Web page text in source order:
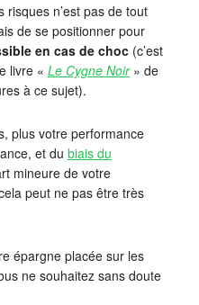
risques n’est pas de tout
de se positionner pour
en cas de choc(c’est
livre « Le Cygne Noir» de
à ce sujet).
plus votre performance
et du biais du
mineure de votre
peut ne pas être très
épargne placée sur les
ne souhaitez sans doute